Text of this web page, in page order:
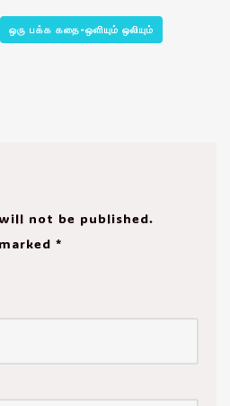
ஒரு பக்க கதை-ஒளியும் ஒலியும்
not be published.
*